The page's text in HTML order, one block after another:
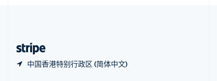
中国香港特别行政区 (简体中文)